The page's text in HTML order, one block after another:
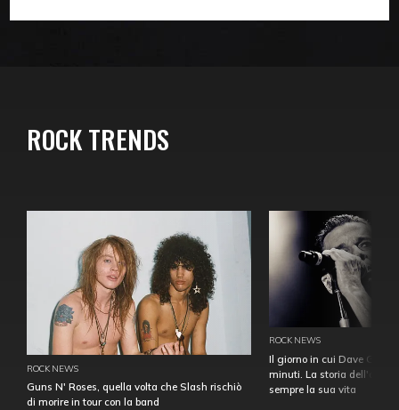
ROCK TRENDS
ROCK NEWS
Guns N' Roses, quella volta che Slash rischiò
di morire in tour con la band
ROCK NEWS
Il giorno in cui Dave
minuti. La storia
sempre la sua vita